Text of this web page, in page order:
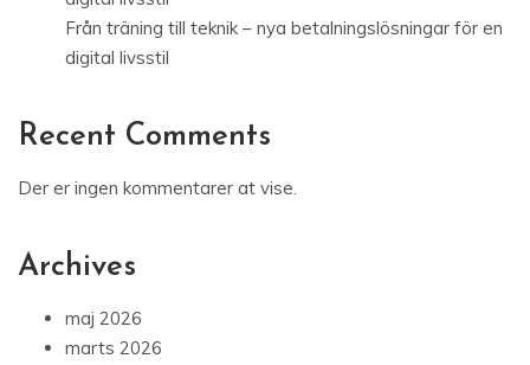
Från träning till teknik – nya betalningslösningar för en
digital livsstil
Recent Comments
Der er ingen kommentarer at vise.
Archives
maj 2026
marts 2026